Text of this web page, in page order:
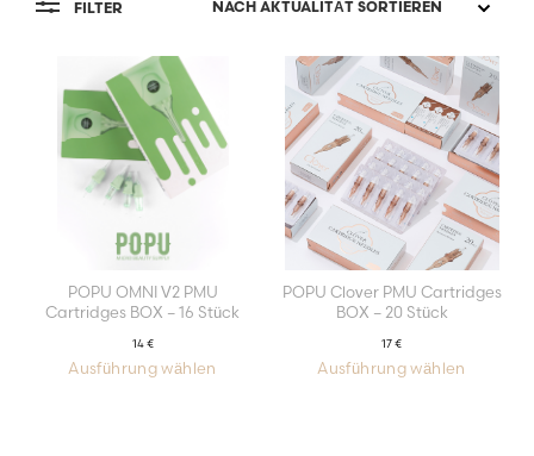
FILTER
POPU OMNI V2 PMU
Cartridges BOX – 16 Stück
14€
Ausführung wählen
POPU Clover PMU Cartridges
BOX – 20 Stück
17€
Ausführung wählen